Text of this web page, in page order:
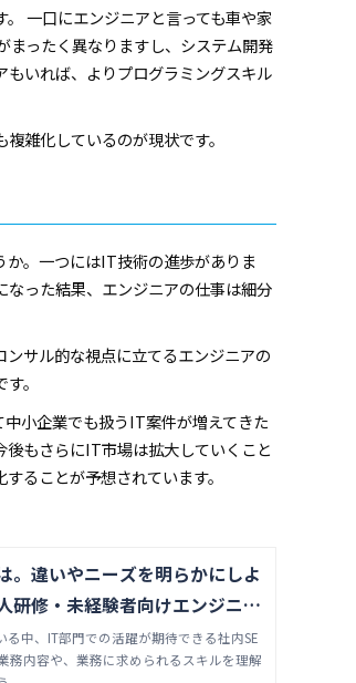
一口にエンジニアと言っても車や家
まったく異なりますし、システム開発
いれば、よりプログラミングスキル
雑化しているのが現状です。
。一つにはIT技術の進歩がありま
った結果、エンジニアの仕事は細分
サル的な視点に立てるエンジニアの
。
小企業でも扱うIT案件が増えてきた
後もさらにIT市場は拡大していくこと
ることが予想されています。
。違いやニーズを明らかにしよ
研修・未経験者向けエンジニア
ポート
中、IT部門での活躍が期待できる社内SE
務内容や、業務に求められるスキルを理解